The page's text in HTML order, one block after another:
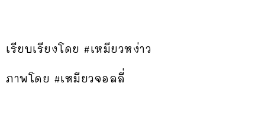
เรียบเรียงโดย #เหมียวหง่าว
ภาพโดย #เหมียวจอลลี่